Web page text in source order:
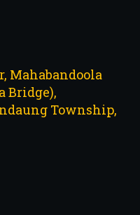
Mahabandoola
Bridge),
Township,